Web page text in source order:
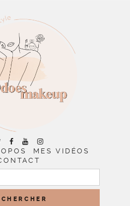
MES VIDÉOS
RECHERCHER :